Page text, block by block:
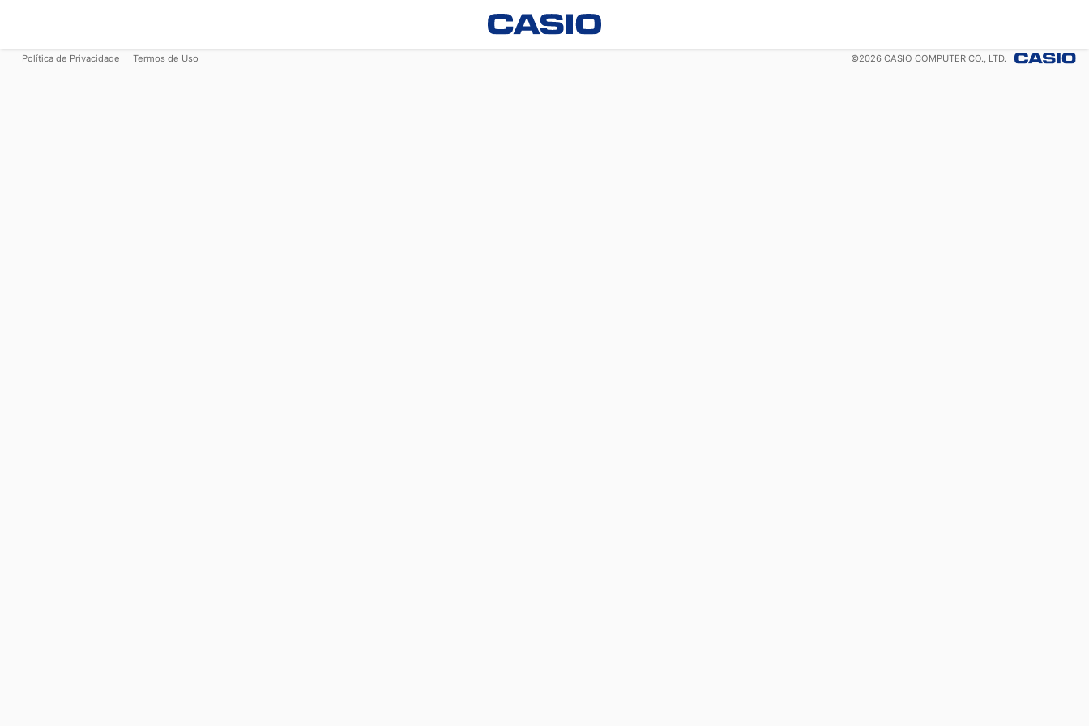
Política de Privacidade Termos de Uso ©2026 CASIO COMPUTER CO., LTD.